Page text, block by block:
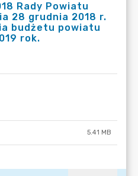
Rady Powiatu
28 grudnia 2018 r.
budżetu powiatu
rok.
5.41 MB